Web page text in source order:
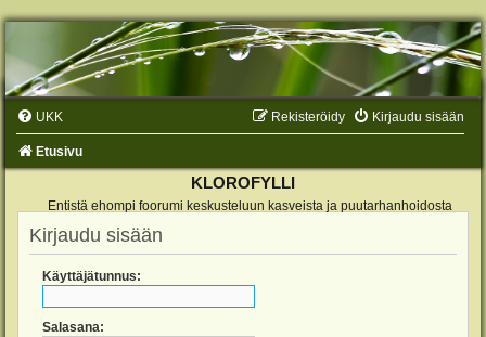
UKK Kirjaudu sisään
Rekisteröidy
Etusivu
KLOROFYLLI
Entistä ehompi foorumi keskusteluun kasveista ja puutarhanhoidosta
Kirjaudu sisään
Käyttäjätunnus:
Salasana: